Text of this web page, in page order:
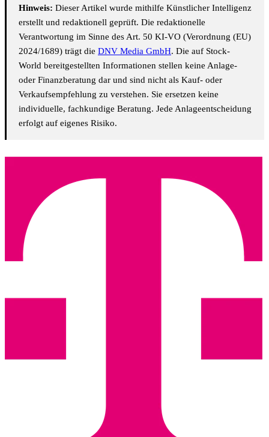
Hinweis: Dieser Artikel wurde mithilfe Künstlicher Intelligenz
erstellt und redaktionell geprüft. Die redaktionelle
Verantwortung im Sinne des Art. 50 KI-VO (Verordnung (EU)
2024/1689) trägt die DNV Media GmbH. Die auf Stock-
World bereitgestellten Informationen stellen keine Anlage-
oder Finanzberatung dar und sind nicht als Kauf- oder
Verkaufsempfehlung zu verstehen. Sie ersetzen keine
individuelle, fachkundige Beratung. Jede Anlageentscheidung
erfolgt auf eigenes Risiko.